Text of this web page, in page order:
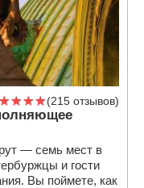
215 отзывов
— семь мест в
и гости
Вы поймете, как